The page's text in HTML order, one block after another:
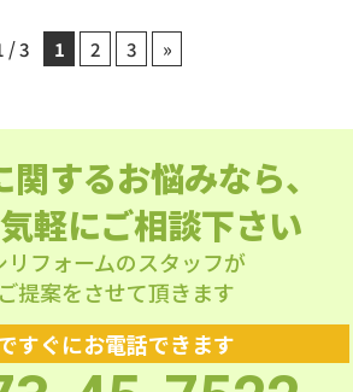
ご連絡
いたし
末はぜ
いらし
うせな
かがで
すの
らりと
は、 北近畿を中心に対応してお
ります。 福知山市 / 綾部市 / 与
ムに、丸ごとご相談ください
「うちの給湯器、補助金の対象
シリフォームへご連絡くださ
い。 私たちは、国の認定を受け
た「住宅省エネ支援事業者」で
す。複雑な申請手続きは、私た
ちがすべて代行いたします！お
客様は、新しい給湯器で快適な
毎日をスタートさせるだけで
OKです。 これからの暮らしと
光熱費のこと、一緒に考えてみ
様な
2.
ンだけ
せて商
約 ⇒
がもら
に来て
て申請する必要があります。ま
識が必要です。 「我が家はいく
を選べば一番効果的なの？」 そ
タテイシリフォームにご相談く
ださい！ 地域に根ざした豊富な
施工実績と、最新の補助金情報
の知識を活かし、お客様の住ま
いに最適なプランをご提案いた
します。複雑な申請手続きも、
私たちがしっかりサポートいた
応してお
市 / 与
！！
お玉ですくった分だけ！お米
をプレゼント
レゼント
※一家族につき
おひとつプレゼント ③お子様全
員チャレンジ！ おみくじを引
いて出た色によってシールやバ
スボールなどからお好きなもの
をプレゼント
お見積り特
典
工事のお見積りをご依頼
いただきましたお客様に、ギフ
トカード付の福袋をプレゼント
※ギフトカードの種類はお
選びいただけません。 ※一家族
年度に
いうご
粧台の
わる工
れば1
ありま
来ていた
いても
です。
けでも
剥がれ、細かい傷に汚れが入り
込んでしまいます。見た目には
汚れ”】 特に男性の小さなお子
さまのいるご家庭では、飛び散
り汚れが床や壁に吸収され、ア
ンモニア臭の元になることがあ
ります。表面を拭いても落ちき
らないため、年数が経つほどに
す。 【③ 排水の逆流や封水切
れ】 冬の冷え込みで、水が蒸発
冷え
関する
家のあ
人気の
気を遮
るの
ます。
槽への
ヒート
果的。
になる
い」「窓からの冷気が気にな
る」といった住まいのお悩みを
ォーム1周年記念イベントを開
催いたします！ 地域の皆さまに
支えられて無事1周年を迎える
ことができました。 日ごろの感
謝の気持ちを込めて、特別な2
日間をご用意しています。
イベント内容（一部ご紹介） た
くさんの実物を見て、触れる！
（キッチン9台・お風呂3台・洗
/ 3 1 2 3 »
するお悩みなら、
軽にご相談下さい
リフォームのスタッフが
提案をさせて頂きます
すぐにお電話できます